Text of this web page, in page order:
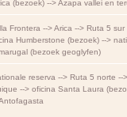
(bezoek) --> Azapa vallei en
Frontera --> Arica --> Ruta 5 sur
Humberstone (bezoek) -->
(bezoek geoglyfen)
reserva --> Ruta 5 norte --
--> oficina Santa Laura